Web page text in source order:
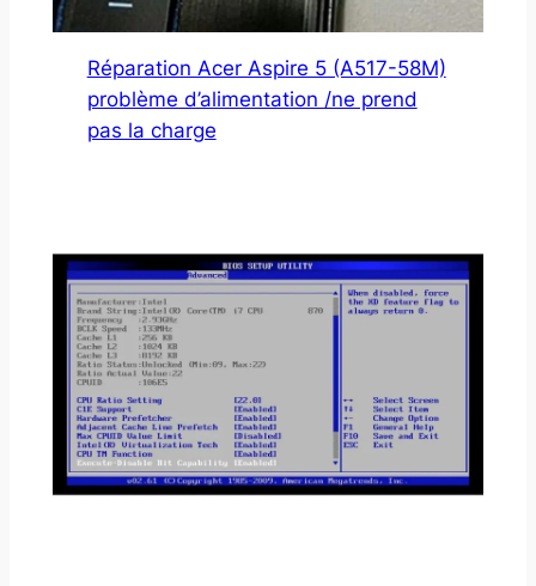
Réparation Acer Aspire 5 (A517-58M)
problème d’alimentation /ne prend
pas la charge